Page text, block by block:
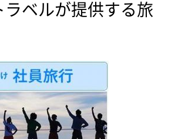
ラベルが提供する旅